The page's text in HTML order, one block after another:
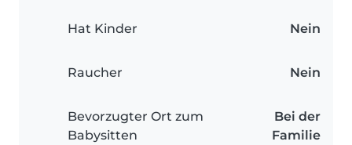
Hat Kinder Nein
Raucher Nein
Bevorzugter Ort zum
Babysitten
Bei der
Familie